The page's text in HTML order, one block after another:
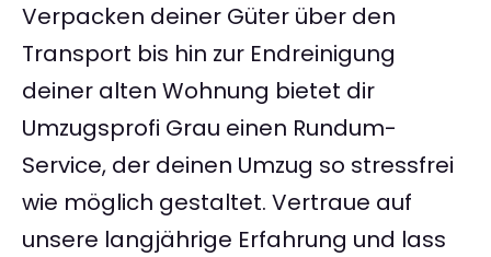
Verpacken deiner Güter über den
Transport bis hin zur Endreinigung
deiner alten Wohnung bietet dir
Umzugsprofi Grau einen Rundum-
Service, der deinen Umzug so stressfrei
wie möglich gestaltet. Vertraue auf
unsere langjährige Erfahrung und lass